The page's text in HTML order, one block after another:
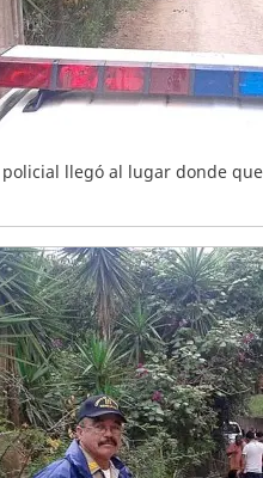
llegó al lugar donde